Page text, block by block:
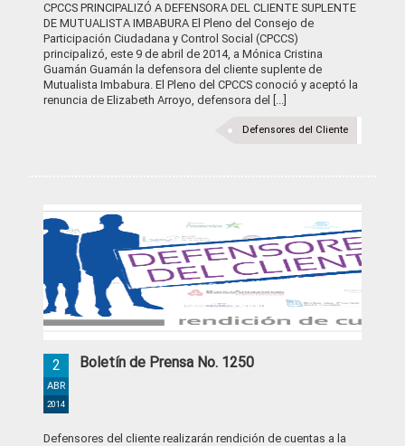
CPCCS PRINCIPALIZÓ A DEFENSORA DEL CLIENTE SUPLENTE
DE MUTUALISTA IMBABURA El Pleno del Consejo de
Participación Ciudadana y Control Social (CPCCS)
principalizó, este 9 de abril de 2014, a Mónica Cristina
Guamán Guamán la defensora del cliente suplente de
Mutualista Imbabura. El Pleno del CPCCS conoció y aceptó la
renuncia de Elizabeth Arroyo, defensora del [...]
Defensores del Cliente
Boletín de Prensa No. 1250
2
ABR
2014
Defensores del cliente realizarán rendición de cuentas a la